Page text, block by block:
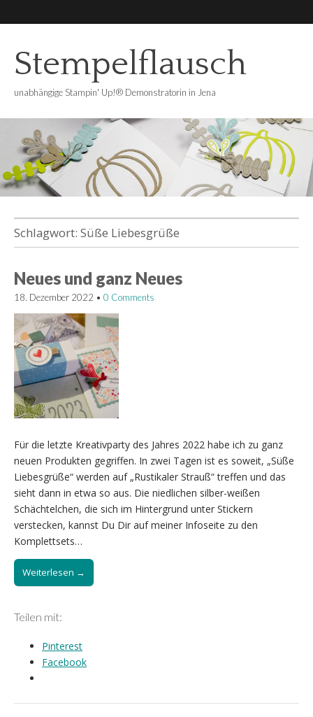
Stempelflausch
unabhängige Stampin' Up!® Demonstratorin in Jena
Schlagwort: Süße Liebesgrüße
Neues und ganz Neues
18. Dezember 2022 • 0 Comments
Für die letzte Kreativparty des Jahres 2022 habe ich zu ganz
neuen Produkten gegriffen. In zwei Tagen ist es soweit, „Süße
Liebesgrüße“ werden auf „Rustikaler Strauß“ treffen und das
sieht dann in etwa so aus. Die niedlichen silber-weißen
Schächtelchen, die sich im Hintergrund unter Stickern
verstecken, kannst Du Dir auf meiner Infoseite zu den
Komplettsets…
Weiterlesen →
Teilen mit:
Pinterest
Facebook